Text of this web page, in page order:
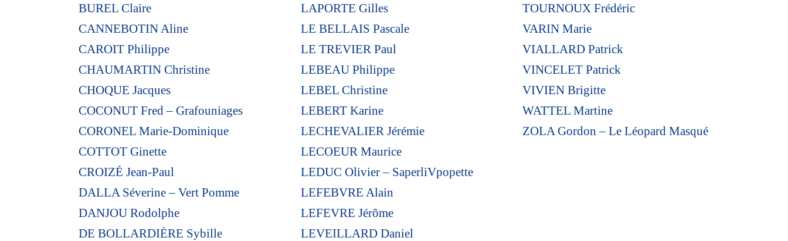
BUREL Claire
CANNEBOTIN Aline
CAROIT Philippe
CHAUMARTIN Christine
CHOQUE Jacques
COCONUT Fred – Grafouniages
CORONEL Marie-Dominique
COTTOT Ginette
CROIZÉ Jean-Paul
DALLA Séverine – Vert Pomme
DANJOU Rodolphe
DE BOLLARDIÈRE Sybille
LAPORTE Gilles
LE BELLAIS Pascale
LE TREVIER Paul
LEBEAU Philippe
LEBEL Christine
LEBERT Karine
LECHEVALIER Jérémie
LECOEUR Maurice
LEDUC Olivier – SaperliVpopette
LEFEBVRE Alain
LEFEVRE Jérôme
LEVEILLARD Daniel
TOURNOUX Frédéric
VARIN Marie
VIALLARD Patrick
VINCELET Patrick
VIVIEN Brigitte
WATTEL Martine
ZOLA Gordon – Le Léopard Masqué